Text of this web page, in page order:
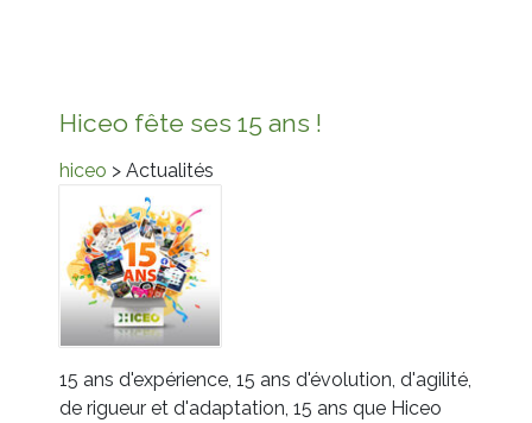
Hiceo fête ses 15 ans !
hiceo > Actualités
15 ans d'expérience, 15 ans d'évolution, d'agilité,
de rigueur et d'adaptation, 15 ans que Hiceo